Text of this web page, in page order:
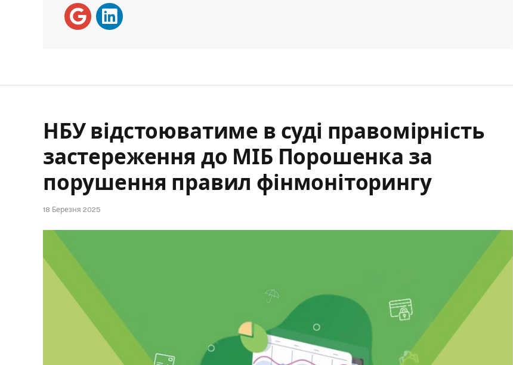
НБУ відстоюватиме в суді правомірність
застереження до МІБ Порошенка за
порушення правил фінмоніторингу
18 Березня 2025